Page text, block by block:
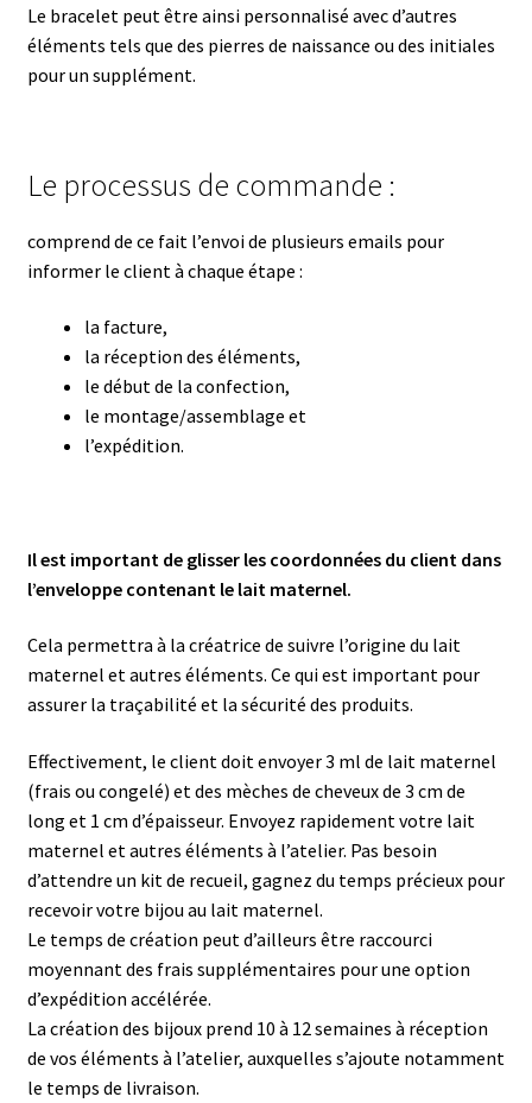
Le bracelet peut être ainsi personnalisé avec d’autres
éléments tels que des pierres de naissance ou des initiales
pour un supplément.
Le processus de commande :
comprend de ce fait l’envoi de plusieurs emails pour
informer le client à chaque étape :
la facture,
la réception des éléments,
le début de la confection,
le montage/assemblage et
l’expédition.
Il est important de glisser les coordonnées du client dans
l’enveloppe contenant le lait maternel.
Cela permettra à la créatrice de suivre l’origine du lait
maternel et autres éléments. Ce qui est important pour
assurer la traçabilité et la sécurité des produits.
Effectivement, le client doit envoyer 3 ml de lait maternel
(frais ou congelé) et des mèches de cheveux de 3 cm de
long et 1 cm d’épaisseur. Envoyez rapidement votre lait
maternel et autres éléments à l’atelier. Pas besoin
d’attendre un kit de recueil, gagnez du temps précieux pour
recevoir votre bijou au lait maternel.
Le temps de création peut d’ailleurs être raccourci
moyennant des frais supplémentaires pour une option
d’expédition accélérée.
La création des bijoux prend 10 à 12 semaines à réception
de vos éléments à l’atelier, auxquelles s’ajoute notamment
le temps de livraison.